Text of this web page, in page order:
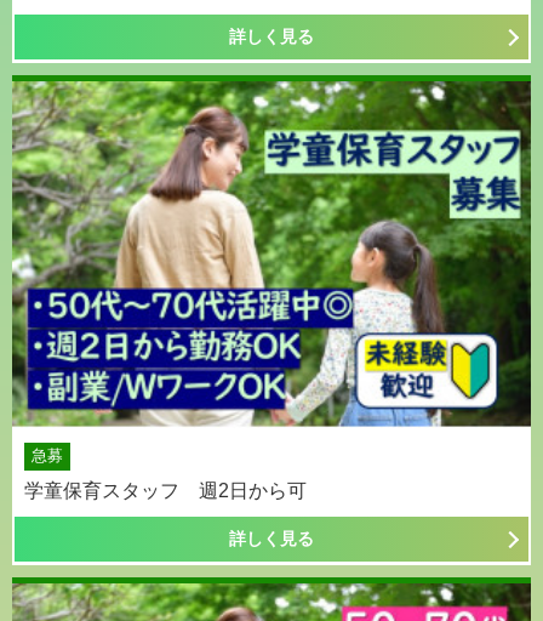
詳しく見る
急募
学童保育スタッフ 週2日から可
詳しく見る